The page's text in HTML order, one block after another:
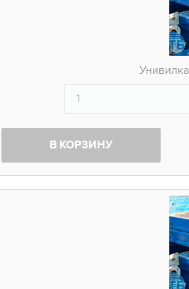
Унивилка
В КОРЗИНУ